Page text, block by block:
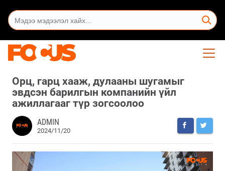
Орц, гарц хааж, дулааны шугамыг
эвдсэн барилгын компанийн үйл
ажиллагааг түр зогсоолоо
ADMIN
2024/11/20